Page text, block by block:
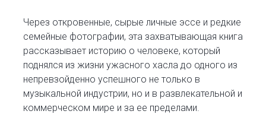
Через откровенные, сырые личные эссе и редкие
семейные фотографии, эта захватывающая книга
рассказывает историю о человеке, который
поднялся из жизни ужасного хасла до одного из
непревзойденно успешного не только в
музыкальной индустрии, но и в развлекательной и
коммерческом мире и за ее пределами.